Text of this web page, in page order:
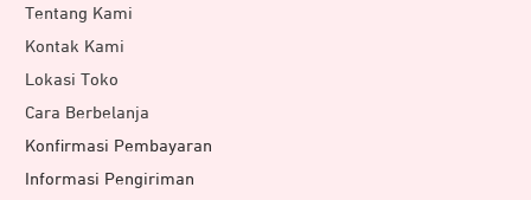
Tentang Kami
Kontak Kami
Lokasi Toko
Cara Berbelanja
Konfirmasi Pembayaran
Informasi Pengiriman